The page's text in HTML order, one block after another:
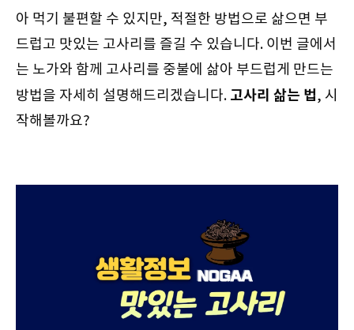
아 먹기 불편할 수 있지만, 적절한 방법으로 삶으면 부
드럽고 맛있는 고사리를 즐길 수 있습니다. 이번 글에서
는 노가와 함께 고사리를 중불에 삶아 부드럽게 만드는
방법을 자세히 설명해드리겠습니다. 고사리 삶는 법, 시
작해볼까요?